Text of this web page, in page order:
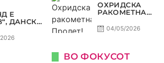
Е
ДАНСКА
И
СЕ
НЕ СЕ
ОХРИДСКА
РАКОМЕТНА
04/05/2026
ВО ФОКУСОТ